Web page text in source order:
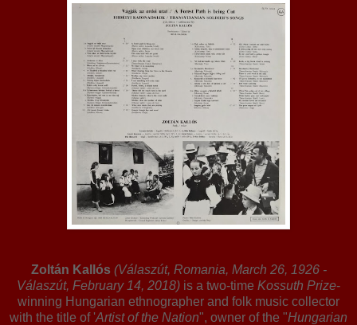
Zoltán Kallós (Válaszút, Romania, March 26, 1926 -
Válaszút, February 14, 2018) is a two-time Kossuth Prize-
winning Hungarian ethnographer and folk music collector
with the title of 'Artist of the Nation", owner of the "Hungarian